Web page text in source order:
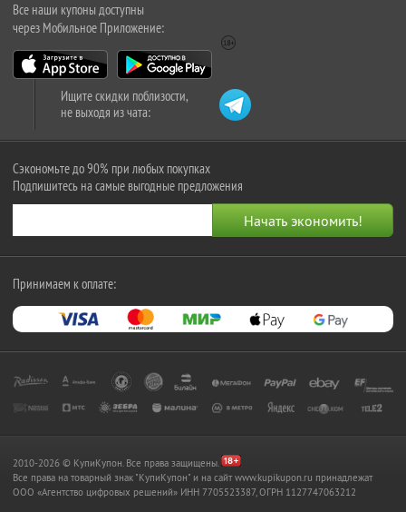
Все наши купоны доступны
через Мобильное Приложение:
Ищите скидки поблизости,
не выходя из чата:
Сэкономьте до 90% при любых покупках
Подпишитесь на самые выгодные предложения
Принимаем к оплате:
2010-2026 © КупиКупон. Все права защищены.
Все права на товарный знак "КупиКупон" и на сайт www.kupikupon.ru принадлежат
OOO «Агентство цифровых решений» ИНН 7705523387, ОГРН 1127747063212